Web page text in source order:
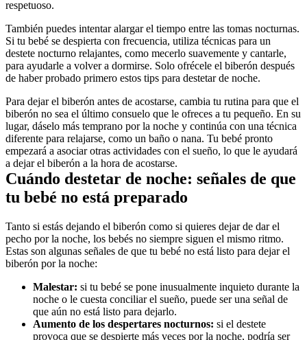
También puedes intentar alargar el tiempo entre las tomas nocturnas.
Si tu bebé se despierta con frecuencia, utiliza técnicas para un
destete nocturno relajantes, como mecerlo suavemente y cantarle,
para ayudarle a volver a dormirse. Solo ofrécele el biberón después
Para dejar el biberón antes de acostarse, cambia tu rutina para que el
biberón no sea el último consuelo que le ofreces a tu pequeño. En su
lugar, dáselo más temprano por la noche y continúa con una técnica
diferente para relajarse, como un baño o nana. Tu bebé pronto
empezará a asociar otras actividades con el sueño, lo que le ayudará
Cuándo destetar de noche: señales de que
Tanto si estás dejando el biberón como si quieres dejar de dar el
pecho por la noche, los bebés no siempre siguen el mismo ritmo.
Estas son algunas señales de que tu bebé no está listo para dejar el
Malestar: si tu bebé se pone inusualmente inquieto durante la
noche o le cuesta conciliar el sueño, puede ser una señal de
Aumento de los despertares nocturnos: si el destete
provoca que se despierte más veces por la noche, podría ser